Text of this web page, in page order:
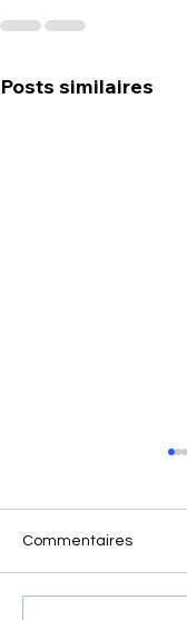
Posts similaires
Commentaires